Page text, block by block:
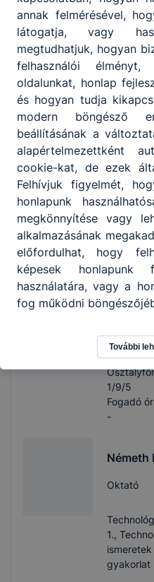
+36 82
2/10/4
Fogadó
-
János
Oktató
elmélet,
Cukrász
1.,
ismeretek
+36 82
1/9/5
Fogadó
-
Németh
Oktató
1.,
gyakorlat
annak felmérésével,
látogatja, vagy
megtudhatjuk, hogyan
felhasználói
oldalunkat, honlap
és hogyan tudja
modern böngésző
beállításának a
alapértelmezettként
cookie-kat, de ezek
Felhívjuk figyelmét,
honlapunk
megkönnyítése vagy
alkalmazásának
előfordulhat, hogy
képesek honlapunk
használatára, vagy a
fog működni
További